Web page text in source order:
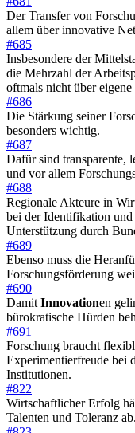
Der Transfer von
allem über innovative
#685
Insbesondere der
die Mehrzahl der
oftmals nicht über
#686
Die Stärkung seiner
besonders wichtig.
#687
Dafür sind transparente,
und vor allem
#688
Regionale Akteure in
bei der Identifikation
Unterstützung durch
#689
Ebenso muss die
Forschungsförderung
#690
Damit Innovationen
bürokratische Hürden
#691
Forschung braucht
Experimentierfreude bei
Institutionen.
#822
Wirtschaftlicher Erfolg
Talenten und Toleranz ab.